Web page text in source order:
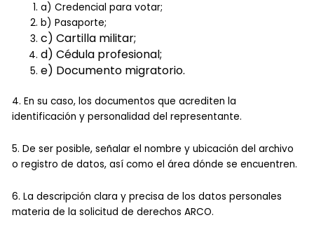
a) Credencial para votar;
b) Pasaporte;
c) Cartilla militar;
d) Cédula profesional;
e) Documento migratorio.
4. En su caso, los documentos que acrediten la
identificación y personalidad del representante.
5. De ser posible, señalar el nombre y ubicación del archivo
o registro de datos, así como el área dónde se encuentren.
6. La descripción clara y precisa de los datos personales
materia de la solicitud de derechos ARCO.